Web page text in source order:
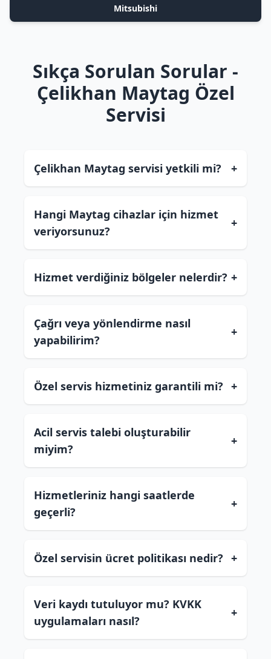
Mitsubishi
Sıkça Sorulan Sorular -
Çelikhan Maytag Özel
Servisi
Çelikhan Maytag servisi yetkili mi? +
Hangi Maytag cihazlar için hizmet
veriyorsunuz?
+
Hizmet verdiğiniz bölgeler nelerdir? +
Çağrı veya yönlendirme nasıl
yapabilirim?
+
Özel servis hizmetiniz garantili mi? +
Acil servis talebi oluşturabilir
miyim?
+
Hizmetleriniz hangi saatlerde
geçerli?
+
Özel servisin ücret politikası nedir? +
Veri kaydı tutuluyor mu? KVKK
uygulamaları nasıl?
+